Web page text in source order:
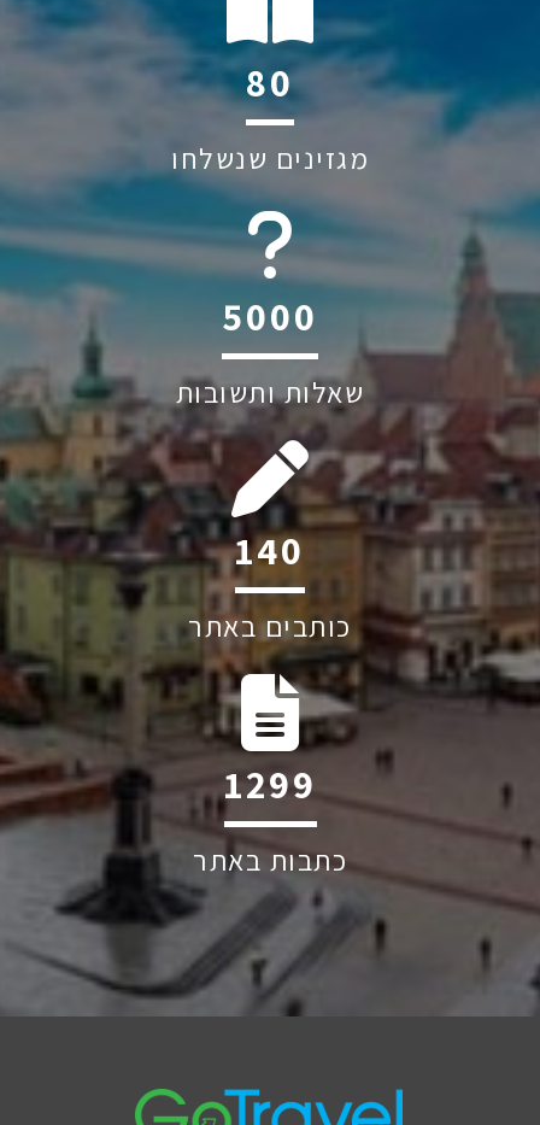
117
מגזינים שנשלחו
6045
שאלות ותשובות
205
כותבים באתר
1906
כתבות באתר